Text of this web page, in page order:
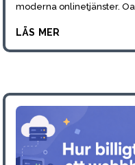
moderna onlinetjänster.
läs mer